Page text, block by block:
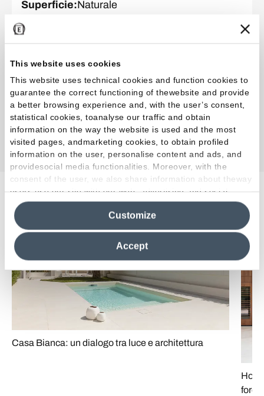
This website uses cookies
This website uses technical cookies and function cookies to
guarantee the correct functioning of thewebsite and provide
a better browsing experience and, with the user’s consent,
statistical cookies, toanalyse our traffic and obtain
information on the way the website is used and the most
visited pages, andmarketing cookies, to obtain profiled
information on the user, personalise content and ads, and
providesocial media functionalities. Moreover, with the
consent of the user, we also share information about theway
users use our site with our web, advertising and social
media analytics partners, who may combine itwith other
information in their possession. By closing this banner,
clicking on "Reject", it will be possible tocontinue browsing
the site after installing only technical cookies. For more
information see the
Cookie Policy
Accept
Customize
Superficie:Naturale
Spessore
Collezione:Unique Travertine
Colore e finitura:Cream Ruled
Formato: 7.5 x 60.0 cm
Superficie:Naturale
Spessore :MM 9,5
Progetti correlati
Casa Bianca: un dialogo tra luce e architettura